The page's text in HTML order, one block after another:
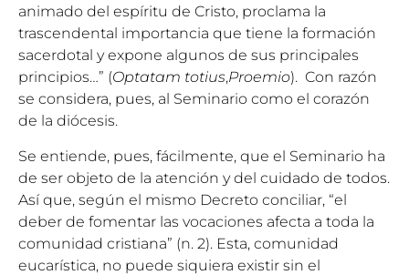
animado del espíritu de Cristo, proclama la
trascendental importancia que tiene la formación
sacerdotal y expone algunos de sus principales
principios…” (Optatam totius,Proemio). Con razón
se considera, pues, al Seminario como el corazón
de la diócesis.
Se entiende, pues, fácilmente, que el Seminario ha
de ser objeto de la atención y del cuidado de todos.
Así que, según el mismo Decreto conciliar, “el
deber de fomentar las vocaciones afecta a toda la
comunidad cristiana” (n. 2). Esta, comunidad
eucarística, no puede siquiera existir sin el